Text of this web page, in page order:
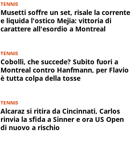
TENNIS
Musetti soffre un set, risale la corrente
e liquida l'ostico Mejia: vittoria di
carattere all'esordio a Montreal
TENNIS
Cobolli, che succede? Subito fuori a
Montreal contro Hanfmann, per Flavio
è tutta colpa della tosse
TENNIS
Alcaraz si ritira da Cincinnati, Carlos
rinvia la sfida a Sinner e ora US Open
di nuovo a rischio